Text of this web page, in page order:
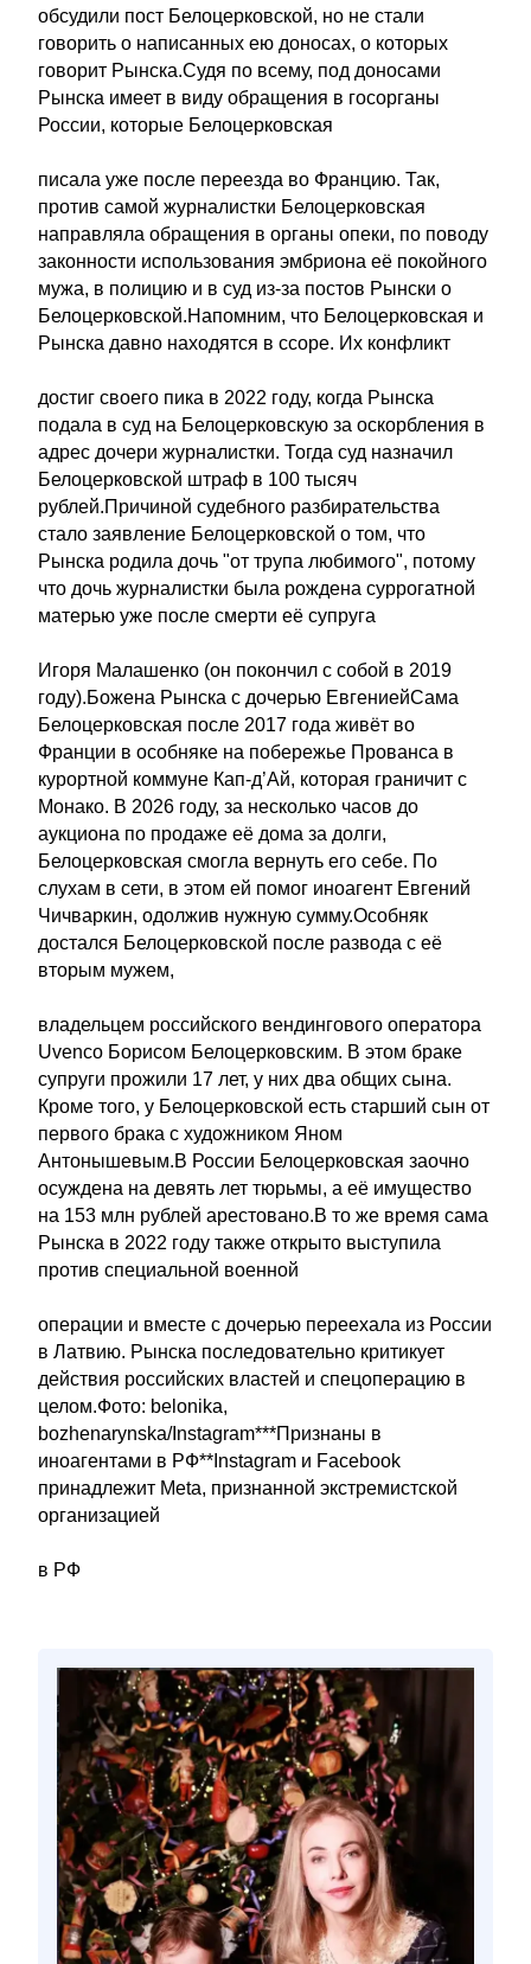
обсудили пост Белоцерковской, но не стали
говорить о написанных ею доносах, о которых
говорит Рынска.Судя по всему, под доносами
Рынска имеет в виду обращения в госорганы
России, которые Белоцерковская
писала уже после переезда во Францию. Так,
против самой журналистки Белоцерковская
направляла обращения в органы опеки, по поводу
законности использования эмбриона её покойного
мужа, в полицию и в суд из-за постов Рынски о
Белоцерковской.Напомним, что Белоцерковская и
Рынска давно находятся в ссоре. Их конфликт
достиг своего пика в 2022 году, когда Рынска
подала в суд на Белоцерковскую за оскорбления в
адрес дочери журналистки. Тогда суд назначил
Белоцерковской штраф в 100 тысяч
рублей.Причиной судебного разбирательства
стало заявление Белоцерковской о том, что
Рынска родила дочь "от трупа любимого", потому
что дочь журналистки была рождена суррогатной
матерью уже после смерти её супруга
Игоря Малашенко (он покончил с собой в 2019
году).Божена Рынска с дочерью ЕвгениейСама
Белоцерковская после 2017 года живёт во
Франции в особняке на побережье Прованса в
курортной коммуне Кап-д’Ай, которая граничит с
Монако. В 2026 году, за несколько часов до
аукциона по продаже её дома за долги,
Белоцерковская смогла вернуть его себе. По
слухам в сети, в этом ей помог иноагент Евгений
Чичваркин, одолжив нужную сумму.Особняк
достался Белоцерковской после развода с её
вторым мужем,
владельцем российского вендингового оператора
Uvenco Борисом Белоцерковским. В этом браке
супруги прожили 17 лет, у них два общих сына.
Кроме того, у Белоцерковской есть старший сын от
первого брака с художником Яном
Антонышевым.В России Белоцерковская заочно
осуждена на девять лет тюрьмы, а её имущество
на 153 млн рублей арестовано.В то же время сама
Рынска в 2022 году также открыто выступила
против специальной военной
операции и вместе с дочерью переехала из России
в Латвию. Рынска последовательно критикует
действия российских властей и спецоперацию в
целом.Фото: belonika,
bozhenarynska/Instagram***Признаны в
иноагентами в РФ**Instagram и Facebook
принадлежит Meta, признанной экстремистской
организацией
в РФ